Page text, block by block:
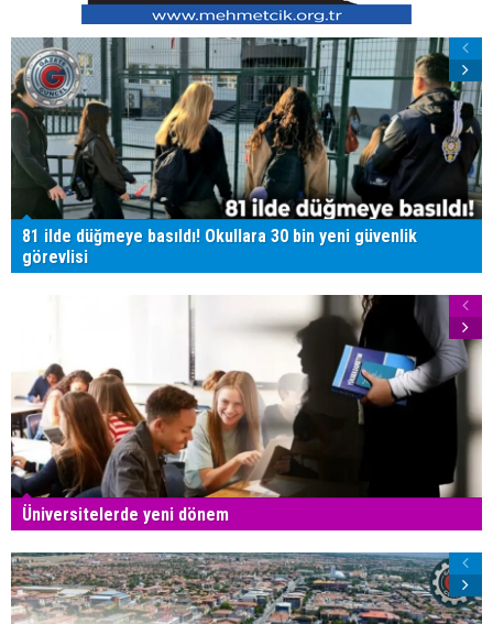
81 ilde düğmeye basıldı! Okullara 30 bin yeni güvenlik
görevlisi
Üniversitelerde yeni dönem